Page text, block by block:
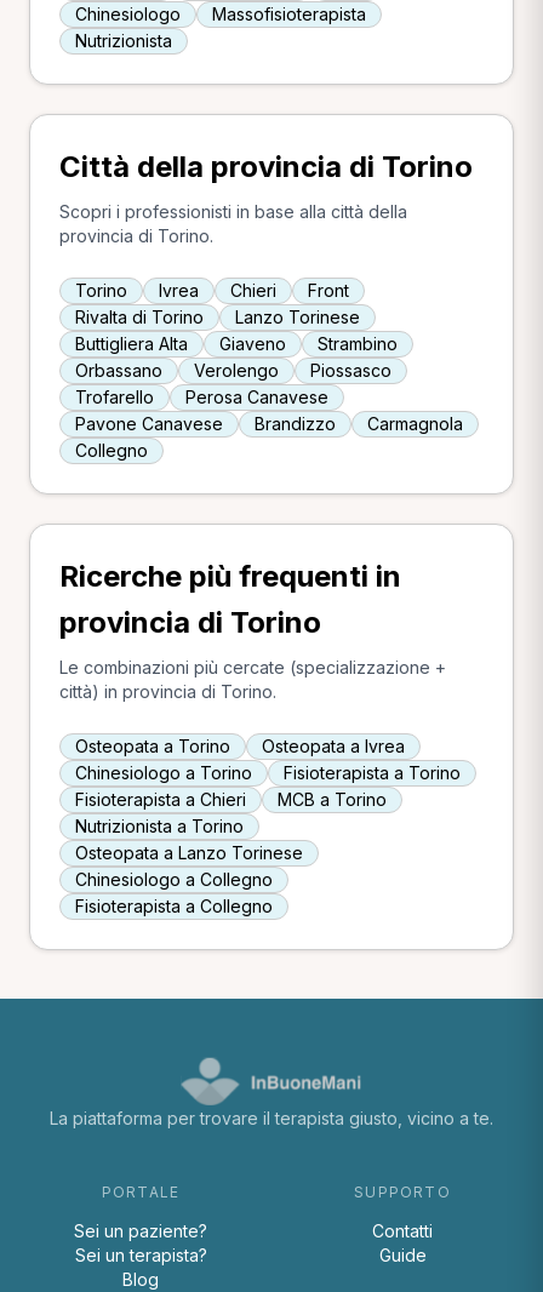
Chinesiologo
Massofisioterapista
Nutrizionista
Città della provincia di Torino
Scopri i professionisti in base alla città della
provincia di Torino.
Torino Ivrea Chieri
Front
Rivalta di Torino
Lanzo Torinese
Buttigliera Alta
Giaveno
Strambino
Orbassano
Verolengo
Piossasco
Trofarello
Perosa Canavese
Pavone Canavese
Brandizzo
Carmagnola
Collegno
Ricerche più frequenti in
provincia di Torino
Le combinazioni più cercate (specializzazione +
città) in provincia di Torino.
Osteopata a Torino
Osteopata a Ivrea
Chinesiologo a Torino
Fisioterapista a Torino
Fisioterapista a Chieri
MCB a Torino
Nutrizionista a Torino
Osteopata a Lanzo Torinese
Chinesiologo a Collegno
Fisioterapista a Collegno
La piattaforma per trovare il terapista giusto, vicino a te.
PORTALE
Sei un paziente?
Sei un terapista?
Blog
SUPPORTO
Contatti
Guide